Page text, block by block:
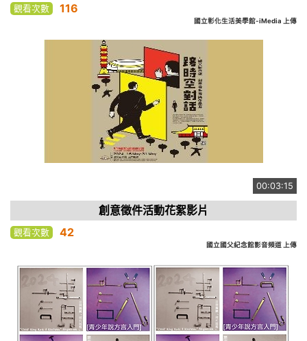
觀看次數 116
國立彰化生活美學館-iMedia 上傳
00:03:15
創意徵件活動花絮影片
觀看次數 42
國立國父紀念館影音頻道 上傳